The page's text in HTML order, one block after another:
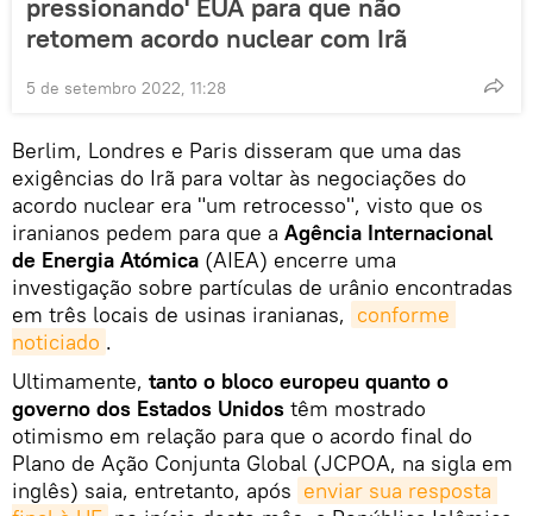
pressionando' EUA para que não
retomem acordo nuclear com Irã
5 de setembro 2022, 11:28
Berlim, Londres e Paris disseram que uma das
exigências do Irã para voltar às negociações do
acordo nuclear era "um retrocesso", visto que os
iranianos pedem para que a Agência Internacional
de Energia Atómica (AIEA) encerre uma
investigação sobre partículas de urânio encontradas
em três locais de usinas iranianas, conforme
noticiado .
Ultimamente, tanto o bloco europeu quanto o
governo dos Estados Unidos têm mostrado
otimismo em relação para que o acordo final do
Plano de Ação Conjunta Global (JCPOA, na sigla em
inglês) saia, entretanto, após enviar sua resposta